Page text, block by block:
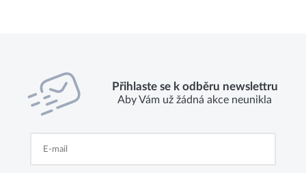
Přihlaste se k odběru newslettru
Aby Vám už žádná akce neunikla